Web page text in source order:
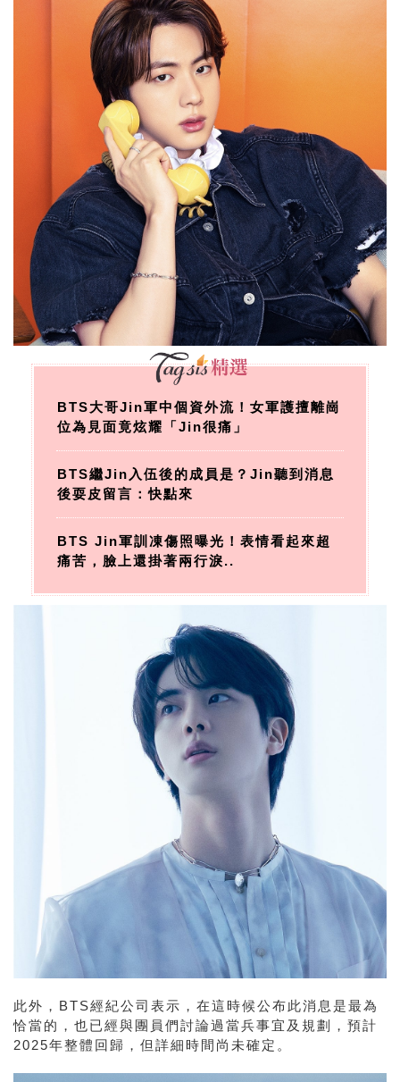
BTS大哥Jin軍中個資外流！女軍護擅離崗
位為見面竟炫耀「Jin很痛」
BTS繼Jin入伍後的成員是？Jin聽到消息
後耍皮留言：快點來
BTS Jin軍訓凍傷照曝光！表情看起來超
痛苦，臉上還掛著兩行淚..
此外， BTS經紀公司表示，在這時候公布此消息是最為
恰當的，也已經與團員們討論過當兵事宜及規劃，預計
2025年整體回歸，但詳細時間尚未確定。